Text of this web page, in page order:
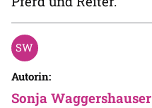
Autorin:
Sonja Waggershauser